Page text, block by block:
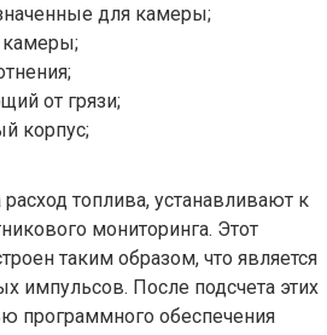
для камеры;
от грязи;
корпус;
топлива, устанавливают к
мониторинга. Этот
таким образом, что является
импульсов. После подсчета этих
программного обеспечения